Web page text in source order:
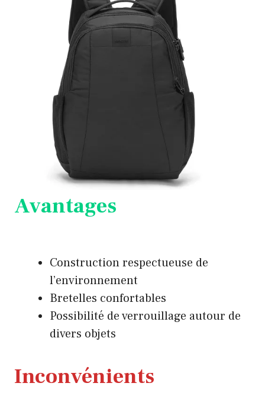
Avantages
Construction respectueuse de
l’environnement
Bretelles confortables
Possibilité de verrouillage autour de
divers objets
Inconvénients